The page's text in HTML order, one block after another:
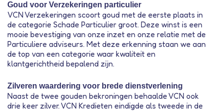
Goud voor Verzekeringen particulier
VCN Verzekeringen scoort goud met de eerste plaats in
de categorie Schade Particulier groot. Deze winst is een
mooie bevestiging van onze inzet en onze relatie met de
Particuliere adviseurs. Met deze erkenning staan we aan
de top van een categorie waar kwaliteit en
klantgerichtheid bepalend zijn.
Zilveren waardering voor brede dienstverlening
Naast de twee gouden bekroningen behaalde VCN ook
drie keer zilver. VCN Kredieten eindigde als tweede in de